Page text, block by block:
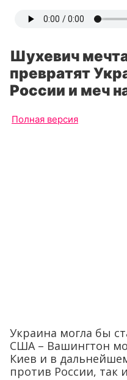
Шухевич
превратят
России и меч
Полная версия
Украина могла бы
США – Вашингтон
Киев и в
против России, так